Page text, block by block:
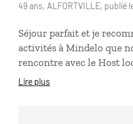
Séjour parfait et je
activités à Mindelo que
rencontre avec le Host
dans un endroit, mais qui
l’heure pour la pratique
Lire plus
49 ans, ALFORTVILLE, publié